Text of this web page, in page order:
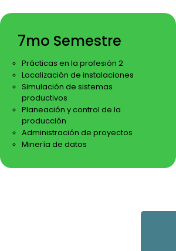
7mo Semestre
Prácticas en la profesión 2
Localización de instalaciones
Simulación de sistemas
productivos
Planeación y control de la
producción
Administración de proyectos
Minería de datos